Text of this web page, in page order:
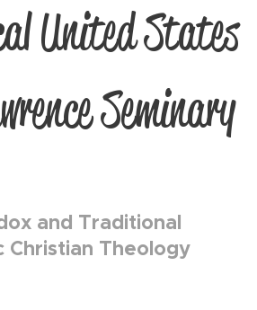
United States
Seminary
and Traditional
Christian Theology